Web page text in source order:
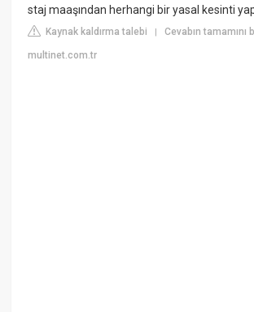
staj maaşından herhangi bir yasal kesinti
Kaynak kaldırma talebi |Cevabın tamamını
multinet.com.tr